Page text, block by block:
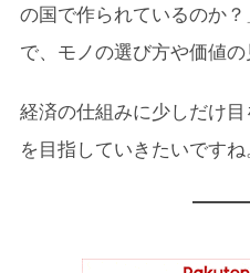
の国で作られているのか
で、モノの選び方や価値の
経済の仕組みに少しだけ
を目指していきたいですね